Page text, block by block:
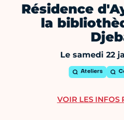
Résidence
la
Le samedi 22
Ateliers
VOIR LES INFOS